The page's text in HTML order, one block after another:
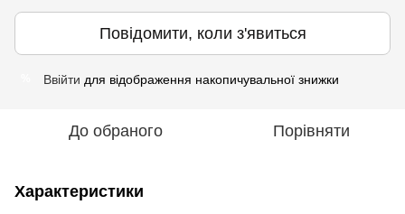
Повідомити, коли з'явиться
Ввійти для відображення накопичувальної знижки
До обраного Порівняти
Характеристики